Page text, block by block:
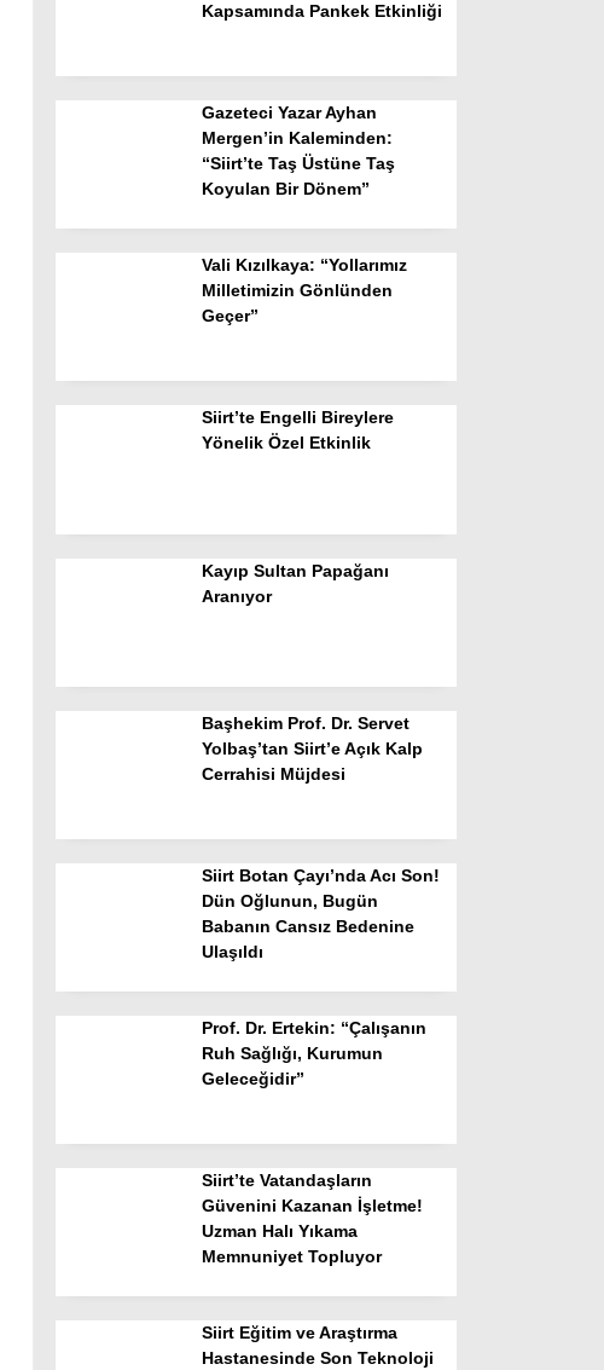
Kapsamında Pankek Etkinliği
Gazeteci Yazar Ayhan
Mergen’in Kaleminden:
“Siirt’te Taş Üstüne Taş
Koyulan Bir Dönem”
Vali Kızılkaya: “Yollarımız
Milletimizin Gönlünden
Geçer”
Siirt’te Engelli Bireylere
Yönelik Özel Etkinlik
Kayıp Sultan Papağanı
Aranıyor
Başhekim Prof. Dr. Servet
Yolbaş’tan Siirt’e Açık Kalp
Cerrahisi Müjdesi
Siirt Botan Çayı’nda Acı Son!
Dün Oğlunun, Bugün
Babanın Cansız Bedenine
Ulaşıldı
Prof. Dr. Ertekin: “Çalışanın
Ruh Sağlığı, Kurumun
Geleceğidir”
Siirt’te Vatandaşların
Güvenini Kazanan İşletme!
Uzman Halı Yıkama
Memnuniyet Topluyor
Siirt Eğitim ve Araştırma
Hastanesinde Son Teknoloji